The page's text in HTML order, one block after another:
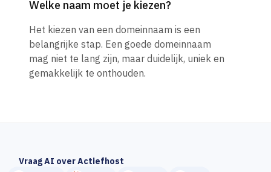
Welke naam moet je kiezen?
Het kiezen van een domeinnaam is een
belangrijke stap. Een goede domeinnaam
mag niet te lang zijn, maar duidelijk, uniek en
gemakkelijk te onthouden.
Vraag AI over Actiefhost